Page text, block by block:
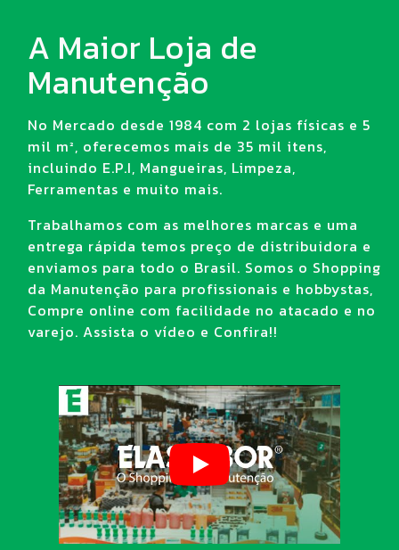
A Maior Loja de
Manutenção
No Mercado desde 1984 com 2 lojas físicas e 5
mil m², oferecemos mais de 35 mil itens,
incluindo E.P.I, Mangueiras, Limpeza,
Ferramentas e muito mais.
Trabalhamos com as melhores marcas e uma
entrega rápida temos preço de distribuidora e
enviamos para todo o Brasil. Somos o Shopping
da Manutenção para profissionais e hobbystas,
Compre online com facilidade no atacado e no
varejo. Assista o vídeo e Confira!!